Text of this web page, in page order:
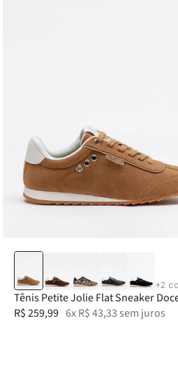
+2
Tênis Petite Jolie Flat Sneaker
PJ7546
R$259,99 6xR$43,33 sem juros